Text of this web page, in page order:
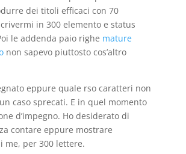
dei titoli efficaci con 70
in 300 elemento e status
le addenda paio righe mature
non sapevo piuttosto cos’altro
eppure quale rso caratteri non
caso sprecati. E in quel momento
d’impegno. Ho desiderato di
contare eppure mostrare
me, per 300 lettere.